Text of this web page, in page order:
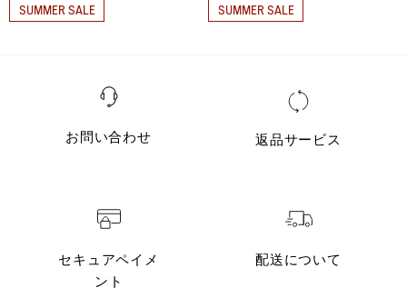
SUMMER SALE SUMMER SALE
お問い合わせ 返品サービス
セキュアペイメ
ント
配送について